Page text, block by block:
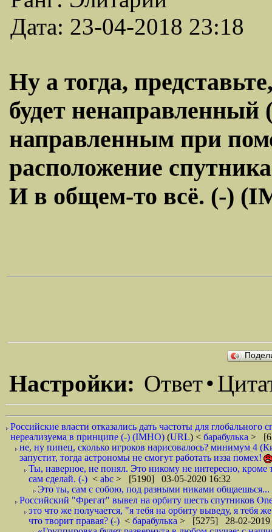
Дата: 23-04-2018 23:18
Ну а тогда,
будет
направленным при
расположение
И в общем-то всё. (-)
Настройки: Ответ•
Российские власти отказались дать частоты для
нереализуема в принципе (-) (IMHO) (URL) < барабулька >
не, ну пипец, сколько игроков нарисовалось? минимум
запустит, тогда астрономы не смогут работать изза помех!
Ты, наверное, не понял. Это никому не интересно, кроме
сам сделай. (-) < abc > [5190] 03-05-2020 16:32
Это ты, сам с собою, под разными никами общаешься...
Российский "Фрегат" вывел на орбиту шесть спутников
это что же получается, "я тебя на орбиту выведу, я тебя
что творит правая? (-) < барабулька > [5275] 28-02-2019